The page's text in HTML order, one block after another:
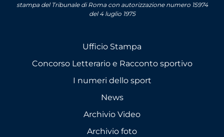
stampa del Tribunale di Roma con autorizzazione numero 15974
del 4 luglio 1975
Ufficio Stampa
Concorso Letterario e Racconto sportivo
I numeri dello sport
News
Archivio Video
Archivio foto